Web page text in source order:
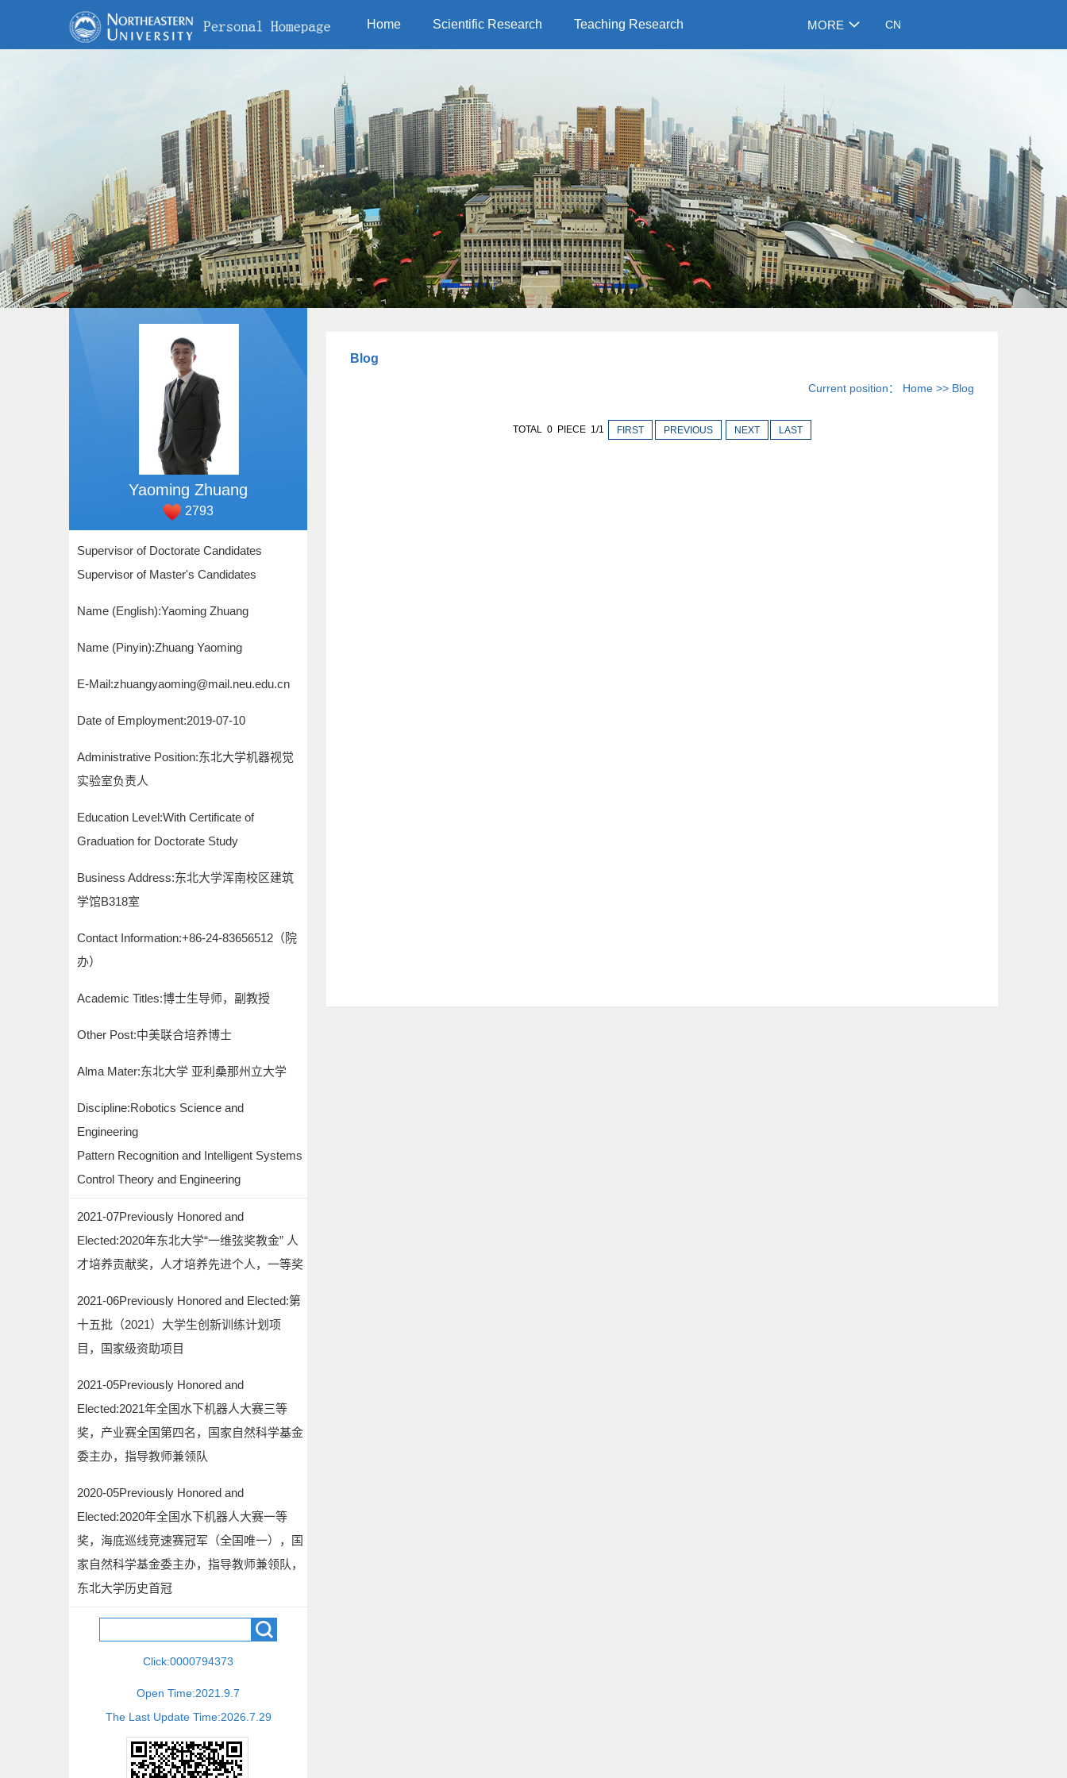
Home Scientific Research Teaching Research MORE CN
Yaoming Zhuang
2793
Supervisor of Doctorate Candidates
Supervisor of Master's Candidates
Name (English):Yaoming Zhuang
Name (Pinyin):Zhuang Yaoming
E-Mail:zhuangyaoming@mail.neu.edu.cn
Date of Employment:2019-07-10
Administrative Position:东北大学机器视觉
实验室负责人
Education Level:With Certificate of
Graduation for Doctorate Study
Business Address:东北大学浑南校区建筑
学馆B318室
Contact Information:+86-24-83656512（院
办）
Academic Titles:博士生导师，副教授
Other Post:中美联合培养博士
Alma Mater:东北大学 亚利桑那州立大学
Discipline:Robotics Science and
Engineering
Pattern Recognition and Intelligent Systems
Control Theory and Engineering
2021-07Previously Honored and
Elected:2020年东北大学“一维弦奖教金” 人
才培养贡献奖，人才培养先进个人，一等奖
2021-06Previously Honored and Elected:第
十五批（2021）大学生创新训练计划项
目，国家级资助项目
2021-05Previously Honored and
Elected:2021年全国水下机器人大赛三等
奖，产业赛全国第四名，国家自然科学基金
委主办，指导教师兼领队
2020-05Previously Honored and
Elected:2020年全国水下机器人大赛一等
奖，海底巡线竞速赛冠军（全国唯一），国
家自然科学基金委主办，指导教师兼领队，
东北大学历史首冠
Click:0000794373
Open Time:2021 9 7
The Last Update Time:2026 7 29
Blog
Current position： Home >> Blog
TOTAL 0 PIECE 1/1 FIRST PREVIOUS NEXT LAST